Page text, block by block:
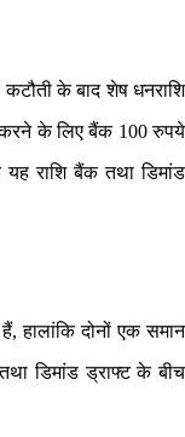
के बाद शेष धनराशि
करने के लिए बैंक 100 रुपये
राशि बैंक तथा डिमांड
हालांकि दोनों एक समान
डिमांड ड्राफ्ट के बीच